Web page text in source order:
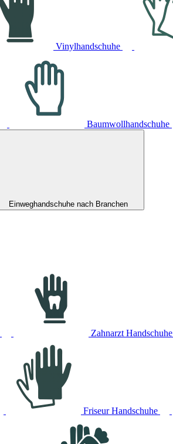
Vinylhandschuhe
Baumwollhandschuhe
Einweghandschuhe nach Branchen
Zahnarzt Handschuhe
Friseur Handschuhe